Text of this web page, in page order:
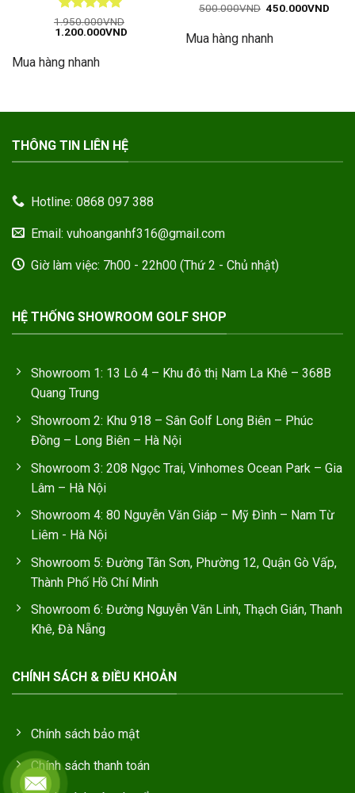
Được xếp
hạng55
1.950.000VND
Giá
1.950.000VND.
1.200.000VNDGiá
Mua hàng nhanh
Được xếp
sao
500.000VND Giá
500.000VND.
450.000VND
Mua hàng nhanh
THÔNG TIN LIÊN HỆ
Hotline: 0868 097 388
Email: vuhoanganhf316@gmail.com
Giờ làm việc: 7h00 - 22h00 (Thứ 2 - Chủ nhật)
HỆ THỐNG SHOWROOM GOLF SHOP
Showroom 1: 13 Lô 4 – Khu đô thị Nam La Khê – 368B
Quang Trung
Showroom 2: Khu 918 – Sân Golf Long Biên – Phúc
Đồng – Long Biên – Hà Nội
Showroom 3: 208 Ngọc Trai, Vinhomes Ocean Park – Gia
Lâm – Hà Nội
Showroom 4: 80 Nguyễn Văn Giáp – Mỹ Đình – Nam Từ
Liêm - Hà Nội
Showroom 5: Đường Tân Sơn, Phường 12, Quận Gò Vấp,
Thành Phố Hồ Chí Minh
Showroom 6: Đường Nguyễn Văn Linh, Thạch Gián, Thanh
Khê, Đà Nẵng
CHÍNH SÁCH & ĐIỀU KHOẢN
Chính sách bảo mật
Chính sách thanh toán